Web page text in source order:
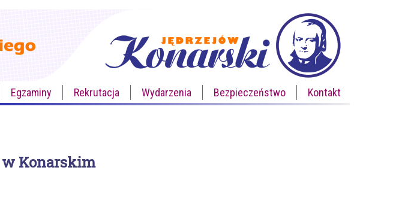
Egzaminy Rekrutacja Wydarzenia Bezpieczeństwo Kontakt
Konarskim